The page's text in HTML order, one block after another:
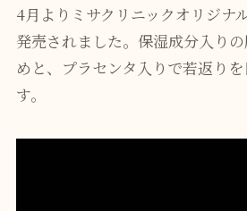
4月よりミサクリニックオリジナ
発売されました。保湿成分入り
めと、プラセンタ入りで若返り
す。